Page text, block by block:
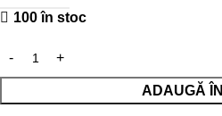
100 în stoc
ADAUGĂ